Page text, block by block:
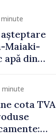
explică
fiscală
minute
cota TVA